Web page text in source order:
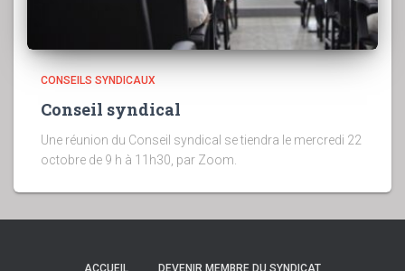
CONSEILS SYNDICAUX
Conseil syndical
Une réunion du Conseil syndical se tiendra le mercredi 22
octobre de 9 h à 11h30, par Zoom.
ACCUEIL DEVENIR MEMBRE DU SYNDICAT